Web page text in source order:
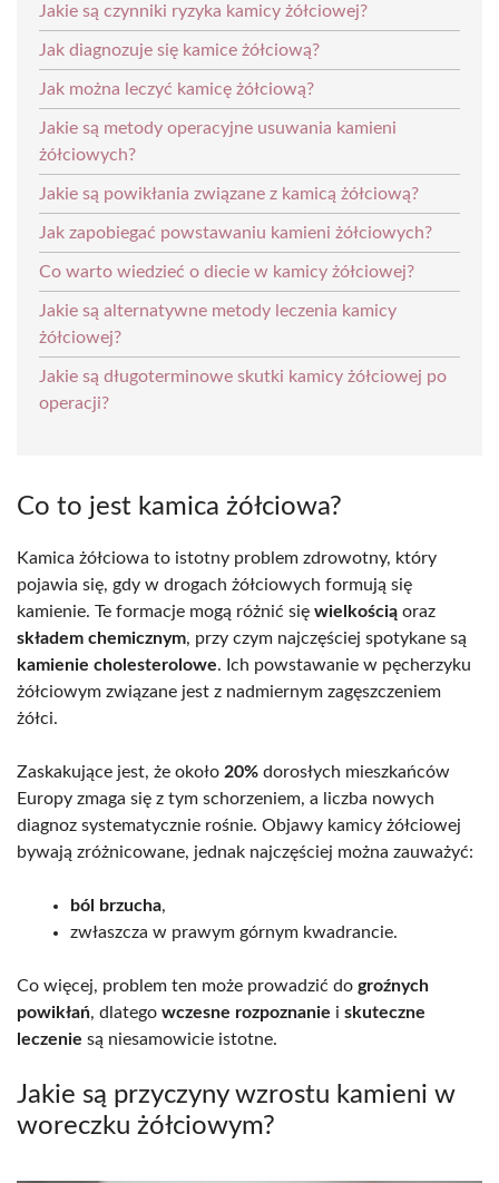
Jakie są czynniki ryzyka kamicy żółciowej?
Jak diagnozuje się kamice żółciową?
Jak można leczyć kamicę żółciową?
Jakie są metody operacyjne usuwania kamieni
żółciowych?
Jakie są powikłania związane z kamicą żółciową?
Jak zapobiegać powstawaniu kamieni żółciowych?
Co warto wiedzieć o diecie w kamicy żółciowej?
Jakie są alternatywne metody leczenia kamicy
żółciowej?
Jakie są długoterminowe skutki kamicy żółciowej po
operacji?
Co to jest kamica żółciowa?
Kamica żółciowa to istotny problem zdrowotny, który
pojawia się, gdy w drogach żółciowych formują się
kamienie. Te formacje mogą różnić się wielkością oraz
składem chemicznym, przy czym najczęściej spotykane są
kamienie cholesterolowe. Ich powstawanie w pęcherzyku
żółciowym związane jest z nadmiernym zagęszczeniem
żółci.
Zaskakujące jest, że około 20% dorosłych mieszkańców
Europy zmaga się z tym schorzeniem, a liczba nowych
diagnoz systematycznie rośnie. Objawy kamicy żółciowej
bywają zróżnicowane, jednak najczęściej można zauważyć:
ból brzucha,
zwłaszcza w prawym górnym kwadrancie.
Co więcej, problem ten może prowadzić do groźnych
powikłań, dlatego wczesne rozpoznanie i skuteczne
leczenie są niesamowicie istotne.
Jakie są przyczyny wzrostu kamieni w
woreczku żółciowym?